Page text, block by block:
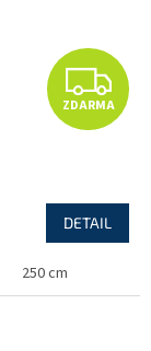
Z
D
R
A
ZDARMA
DETAIL
250 cm